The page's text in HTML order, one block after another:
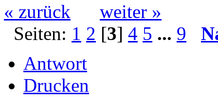
« zurück
weiter »
Seiten: 1 2 [3] 4 5 ... 9
Antwort
Drucken